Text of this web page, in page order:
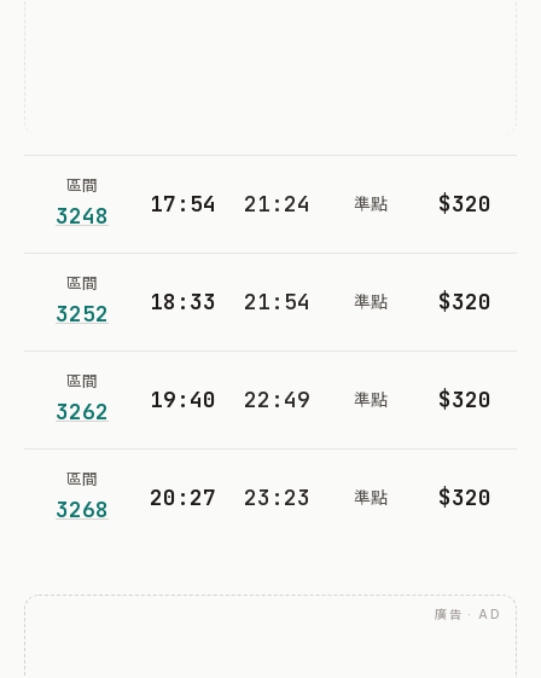
區間
3248 17:54 21:24 準點 $320
區間
3252 18:33 21:54 準點 $320
區間
3262 19:40 22:49 準點 $320
區間
3268 20:27 23:23 準點 $320
廣告 · AD